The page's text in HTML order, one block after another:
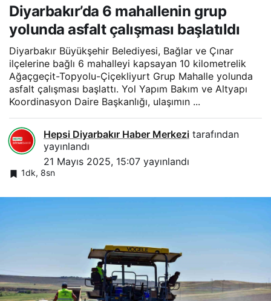
Diyarbakır’da 6 mahallenin grup
yolunda asfalt çalışması başlatıldı
Diyarbakır Büyükşehir Belediyesi, Bağlar ve Çınar
ilçelerine bağlı 6 mahalleyi kapsayan 10 kilometrelik
Ağaçgeçit-Topyolu-Çiçekliyurt Grup Mahalle yolunda
asfalt çalışması başlattı. Yol Yapım Bakım ve Altyapı
Koordinasyon Daire Başkanlığı, ulaşımın ...
Hepsi Diyarbakır Haber Merkezi tarafından
yayınlandı
21 Mayıs 2025, 15:07 yayınlandı
1dk, 8sn